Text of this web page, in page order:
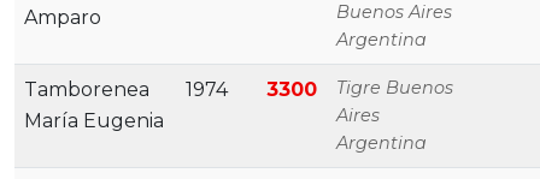
Amparo
Buenos Aires
Argentina
Tamborenea
María Eugenia
1974 3300
Tigre Buenos
Aires
Argentina